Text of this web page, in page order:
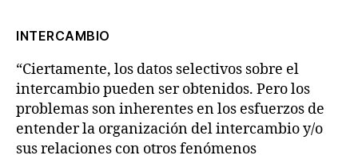
INTERCAMBIO
“Ciertamente, los datos selectivos sobre el
intercambio pueden ser obtenidos. Pero los
problemas son inherentes en los esfuerzos de
entender la organización del intercambio y/o
sus relaciones con otros fenómenos